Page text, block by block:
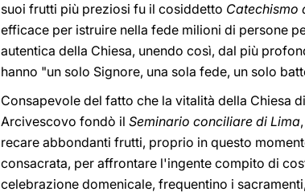
suoi frutti più preziosi fu il cosiddetto Catechismo
efficace per istruire nella fede milioni di persone
autentica della Chiesa, unendo così, dal più
hanno "un solo Signore, una sola fede, un solo
Consapevole del fatto che la vitalità della Chiesa
Arcivescovo fondò il Seminario conciliare di Lima
recare abbondanti frutti, proprio in questo
consacrata, per affrontare l'ingente compito di
celebrazione domenicale, frequentino i